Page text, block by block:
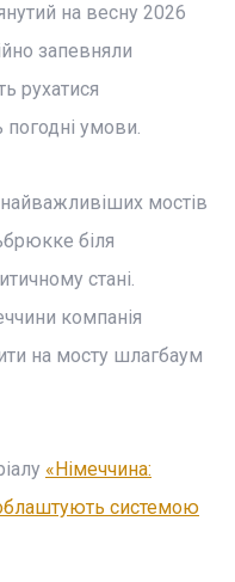
на весну 2026
запевняли
рухатися
умови.
мостів
біля
стані.
компанія
на мосту шлагбаум
«Німеччина:
системою